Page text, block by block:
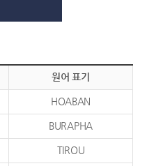
원어 표기
HOABAN
BURAPHA
TIROU